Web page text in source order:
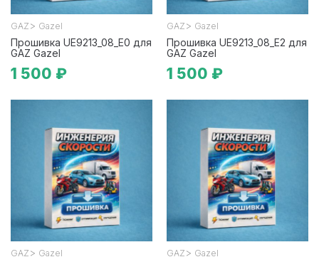
GAZ > Gazel
Прошивка UE9213_08_E0 для
GAZ Gazel
1 500 ₽
GAZ > Gazel
Прошивка UE9213_08_E2 для
GAZ Gazel
1 500 ₽
GAZ > Gazel GAZ > Gazel